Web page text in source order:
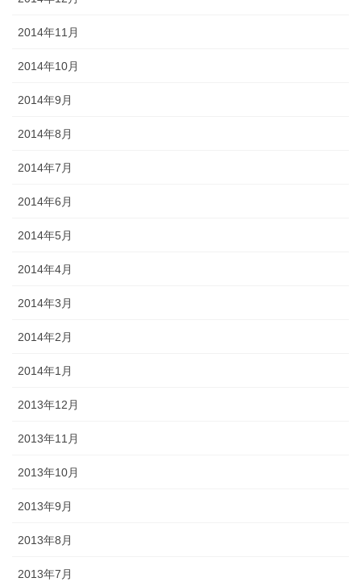
2014年11月
2014年10月
2014年9月
2014年8月
2014年7月
2014年6月
2014年5月
2014年4月
2014年3月
2014年2月
2014年1月
2013年12月
2013年11月
2013年10月
2013年9月
2013年8月
2013年7月